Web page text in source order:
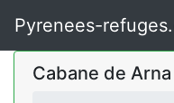
Pyrenees-
Cabane de Arna